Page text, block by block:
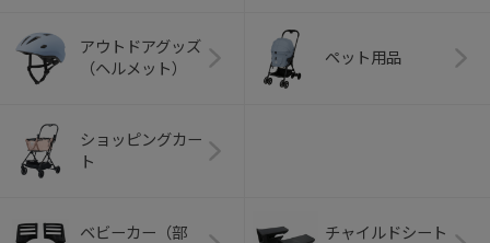
アウトドアグッズ
（ヘルメット）
ペット用品
ショッピングカー
ト
ベビーカー（部
チャイルドシート